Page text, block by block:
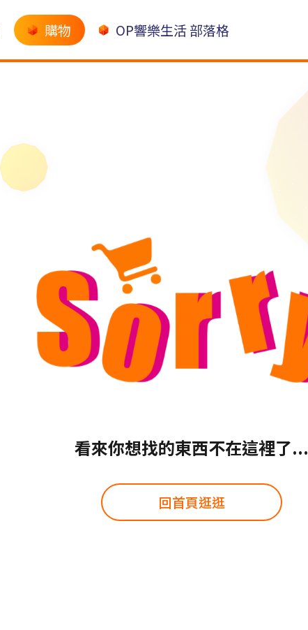
購物 OP響樂生活 部落格
看來你想找的東西不在這裡了...
回首頁逛逛